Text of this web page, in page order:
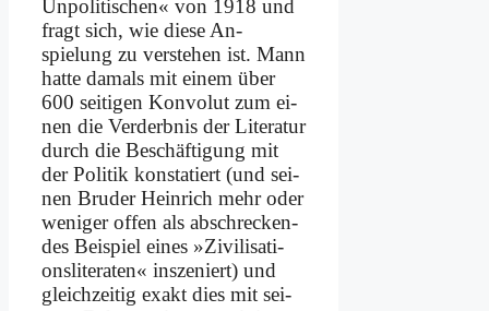
Un­politischen« von 1918 und
fragt sich, wie die­se An­
spielung zu ver­ste­hen ist. Mann
hat­te da­mals mit ei­nem über
600 sei­ti­gen Kon­vo­lut zum ei­
nen die Ver­derb­nis der Li­te­ra­tur
durch die Be­schäf­ti­gung mit
der Po­li­tik kon­sta­tiert (und sei­
nen Bru­der Hein­rich mehr oder
we­ni­ger of­fen als ab­schrecken­
des Bei­spiel ei­nes »Zi­vi­li­sa­ti­
ons­li­te­ra­ten« in­sze­niert) und
gleich­zei­tig ex­akt dies mit sei­